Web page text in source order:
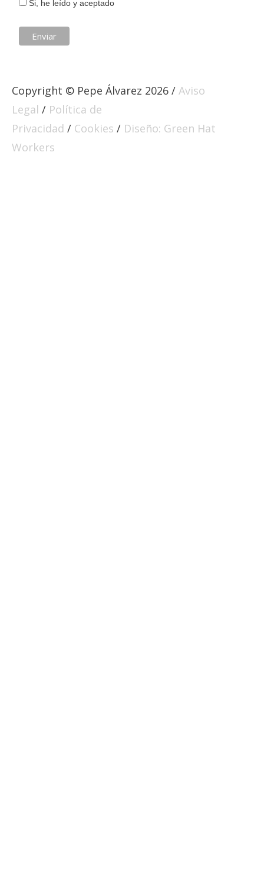
Si, he leído y aceptado
Copyright © Pepe Álvarez 2026 / Aviso
Legal / Política de
Privacidad / Cookies / Diseño: Green Hat
Workers